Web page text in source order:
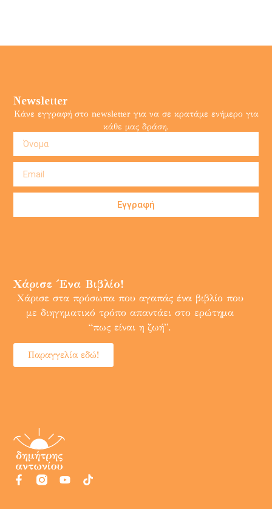
Χάρισε Ένα Βιβλίο!
Χάρισε στα πρόσωπα που αγαπάς ένα βιβλίο που
με διηγηματικό τρόπο απαντάει στο ερώτημα
“πως είναι η ζωή”.
Παραγγελία εδώ!
Newsletter
Κάνε εγγραφή στο newsletter για να σε κρατάμε ενήμερο για
κάθε μας δράση.
Εγγραφή